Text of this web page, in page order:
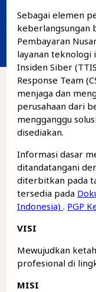
Sebagai elemen
keberlangsungan
Pembayaran
layanan teknologi
Insiden Siber
Response Team
menjaga dan
perusahaan dari
mengganggu
disediakan.
Informasi dasar
ditandatangani
diterbitkan pada
tersedia pada
Indonesia). PGP
VISI
Mewujudkan
profesional di
MISI